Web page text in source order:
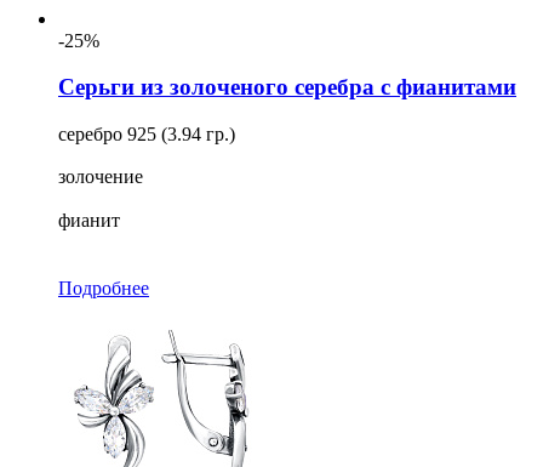
-25%
Серьги из золоченого серебра с фианитами
серебро 925 (3.94 гр.)
золочение
фианит
Подробнее